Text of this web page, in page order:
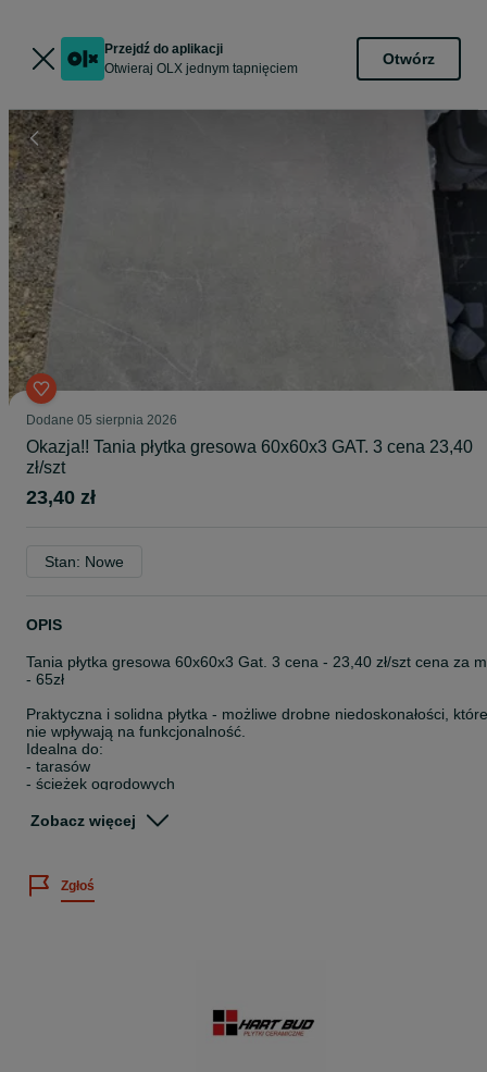
Przejdź do aplikacji
Otwieraj OLX jednym tapnięciem
Otwórz
Dodane 05 sierpnia 2026
Okazja!! Tania płytka gresowa 60x60x3 GAT. 3 cena 23,40
zł/szt
23,40 zł
Stan: Nowe
OPIS
Tania płytka gresowa 60x60x3 Gat. 3 cena - 23,40 zł/szt cena za
- 65zł
Praktyczna i solidna płytka - możliwe drobne niedoskonałości, które
nie wpływają na funkcjonalność.
Idealna do:
- tarasów
- ścieżek ogrodowych
Szybki efekt za niewielką cenę.
W naszym Outlecie znajdziesz największy wybór płytek w
atrakcyjnej cenie. Sprzedajemy płytki w I , II oraz III Gatunku
umywalki, baterie, kabiny prysznicowe.
Zobacz więcej
Zgłoś